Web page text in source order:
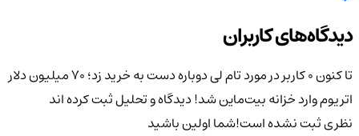
دیدگاه‌های کاربران
تا کنون 0 کاربر در مورد
تام لی دوباره دست به خرید زد؛ ۷۰ میلیون دلار
اتریوم وارد خزانه بیت‌ماین شد!دیدگاه و تحلیل ثبت کرده اند
نظری ثبت نشده است!شما اولین باشید